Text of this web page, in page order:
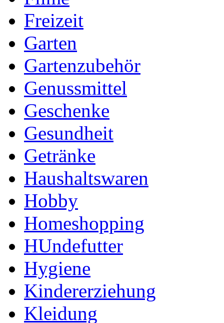
Freizeit
Garten
Gartenzubehör
Genussmittel
Geschenke
Gesundheit
Getränke
Haushaltswaren
Hobby
Homeshopping
HUndefutter
Hygiene
Kindererziehung
Kleidung